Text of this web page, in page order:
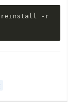
reinstall -r